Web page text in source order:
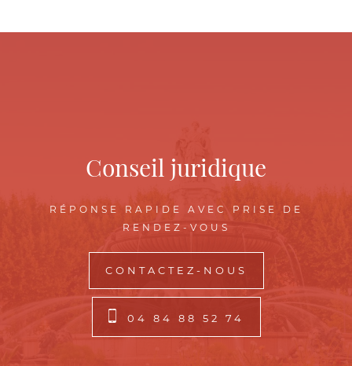
Conseil juridique
RÉPONSE RAPIDE AVEC PRISE DE
RENDEZ-VOUS
CONTACTEZ-NOUS
04 84 88 52 74